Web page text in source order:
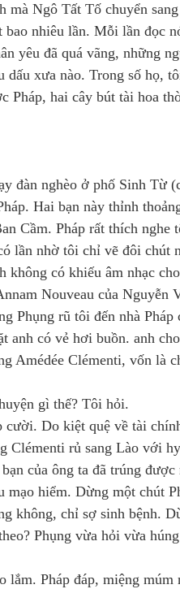
mà Ngô Tất Tố chuyển
bao nhiêu lần. Mỗi lần đọc
yêu đã quá vãng, những
dấu xưa nào. Trong số họ,
Pháp, hai cây bút tài hoa
đàn nghèo ở phố Sinh Từ
Hai bạn này thỉnh
Cầm. Pháp rất thích nghe
lần nhờ tôi chỉ vẽ đôi chút
không có khiếu âm nhạc
Nouveau của Nguyễn
Phụng rũ tôi đến nhà
anh có vẻ hơi buồn. anh
Amédée Clémenti, vốn là
gì thế? Tôi hỏi.
cười. Do kiệt quệ về tài
Clémenti rủ sang Lào với
của ông ta đã trúng được
hiểm. Dừng một chút
không, chỉ sợ sinh bệnh.
Phụng vừa hỏi vừa
lắm. Pháp đáp, miệng